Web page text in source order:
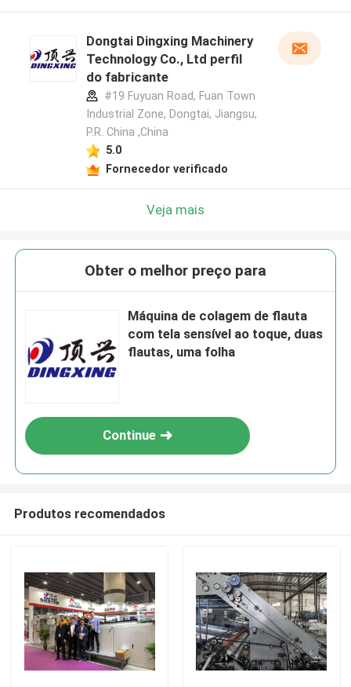
Dongtai Dingxing Machinery
Technology Co., Ltd perfil
do fabricante
#19 Fuyuan Road, Fuan Town
Industrial Zone, Dongtai, Jiangsu,
P.R. China ,China
5.0
Fornecedor verificado
Veja mais
Obter o melhor preço para
Máquina de colagem de flauta
com tela sensível ao toque, duas
flautas, uma folha
Continue
Produtos recomendados